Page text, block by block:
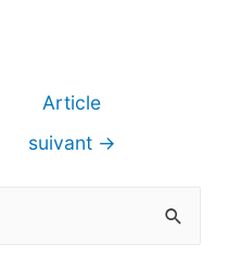
Article
suivant →